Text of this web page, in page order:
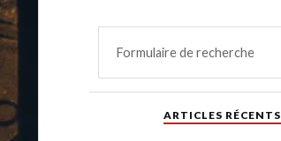
ARTICLES RÉCENTS